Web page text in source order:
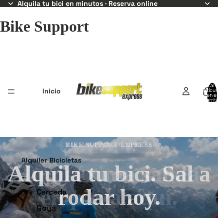
Alquila tu bici en minutos · Reserva online
Bike Support
Inicio
Alquiler Bicicletas
Cerceda
Goya
Total
en el
BIKE SUPPORT EXPRESS
Alquila tu bici. Sal a
rodar hoy.